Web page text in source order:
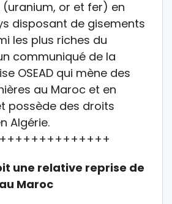
or et fer) en
disposant de gisements
les plus riches du
communiqué de la
OSEAD qui mène des
au Maroc et en
possède des droits
Algérie.
une relative reprise de
Maroc